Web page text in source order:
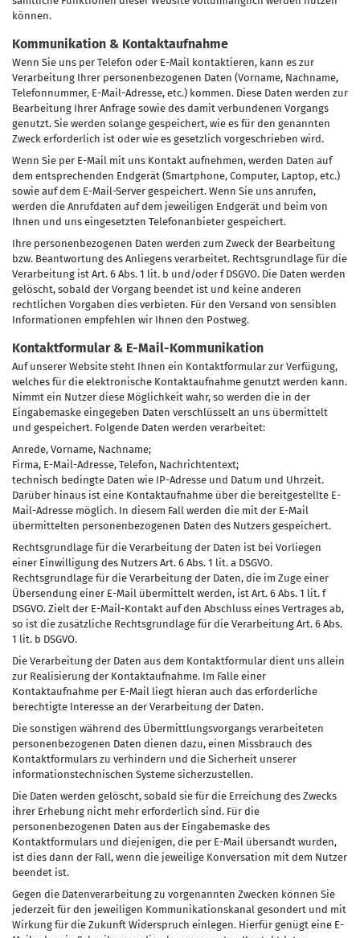
können.
Kommunikation & Kontaktaufnahme
Wenn Sie uns per Telefon oder E-Mail kontaktieren, kann es zur
Verarbeitung Ihrer personenbezogenen Daten (Vorname, Nachname,
Telefonnummer, E-Mail-Adresse, etc.) kommen. Diese Daten werden zur
Bearbeitung Ihrer Anfrage sowie des damit verbundenen Vorgangs
genutzt. Sie werden solange gespeichert, wie es für den genannten
Zweck erforderlich ist oder wie es gesetzlich vorgeschrieben wird.
Wenn Sie per E-Mail mit uns Kontakt aufnehmen, werden Daten auf
dem entsprechenden Endgerät (Smartphone, Computer, Laptop, etc.)
sowie auf dem E-Mail-Server gespeichert. Wenn Sie uns anrufen,
werden die Anrufdaten auf dem jeweiligen Endgerät und beim von
Ihnen und uns eingesetzten Telefonanbieter gespeichert.
Ihre personenbezogenen Daten werden zum Zweck der Bearbeitung
bzw. Beantwortung des Anliegens verarbeitet. Rechtsgrundlage für die
Verarbeitung ist Art. 6 Abs. 1 lit. b und/oder f DSGVO. Die Daten werden
gelöscht, sobald der Vorgang beendet ist und keine anderen
rechtlichen Vorgaben dies verbieten. Für den Versand von sensiblen
Informationen empfehlen wir Ihnen den Postweg.
Kontaktformular & E-Mail-Kommunikation
Auf unserer Website steht Ihnen ein Kontaktformular zur Verfügung,
welches für die elektronische Kontaktaufnahme genutzt werden kann.
Nimmt ein Nutzer diese Möglichkeit wahr, so werden die in der
Eingabemaske eingegeben Daten verschlüsselt an uns übermittelt
und gespeichert. Folgende Daten werden verarbeitet:
Anrede, Vorname, Nachname;
Firma, E-Mail-Adresse, Telefon, Nachrichtentext;
technisch bedingte Daten wie IP-Adresse und Datum und Uhrzeit.
Darüber hinaus ist eine Kontaktaufnahme über die bereitgestellte E-
Mail-Adresse möglich. In diesem Fall werden die mit der E-Mail
übermittelten personenbezogenen Daten des Nutzers gespeichert.
Rechtsgrundlage für die Verarbeitung der Daten ist bei Vorliegen
einer Einwilligung des Nutzers Art. 6 Abs. 1 lit. a DSGVO.
Rechtsgrundlage für die Verarbeitung der Daten, die im Zuge einer
Übersendung einer E-Mail übermittelt werden, ist Art. 6 Abs. 1 lit. f
DSGVO. Zielt der E-Mail-Kontakt auf den Abschluss eines Vertrages ab,
so ist die zusätzliche Rechtsgrundlage für die Verarbeitung Art. 6 Abs.
1 lit. b DSGVO.
Die Verarbeitung der Daten aus dem Kontaktformular dient uns allein
zur Realisierung der Kontaktaufnahme. Im Falle einer
Kontaktaufnahme per E-Mail liegt hieran auch das erforderliche
berechtigte Interesse an der Verarbeitung der Daten.
Die sonstigen während des Übermittlungsvorgangs verarbeiteten
personenbezogenen Daten dienen dazu, einen Missbrauch des
Kontaktformulars zu verhindern und die Sicherheit unserer
informationstechnischen Systeme sicherzustellen.
Die Daten werden gelöscht, sobald sie für die Erreichung des Zwecks
ihrer Erhebung nicht mehr erforderlich sind. Für die
personenbezogenen Daten aus der Eingabemaske des
Kontaktformulars und diejenigen, die per E-Mail übersandt wurden,
ist dies dann der Fall, wenn die jeweilige Konversation mit dem Nutzer
beendet ist.
Gegen die Datenverarbeitung zu vorgenannten Zwecken können Sie
jederzeit für den jeweiligen Kommunikationskanal gesondert und mit
Wirkung für die Zukunft Widerspruch einlegen. Hierfür genügt eine E-